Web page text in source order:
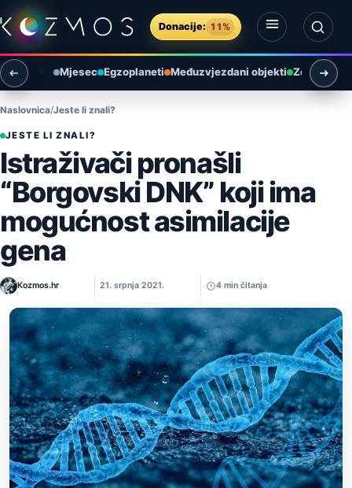
Preskoči na sadržaj
Donacije: 11%
Otvori izbornik
Otvori pretragu
Mjesec Egzoplaneti Međuzvjezdani objekti Zemlja i
Naslovnica Jeste li znali?
JESTE LI ZNALI?
Istraživači pronašli
“Borgovski DNK” koji ima
mogućnost asimilacije
gena
Kozmos.hr 21. srpnja 2021. 4 min čitanja